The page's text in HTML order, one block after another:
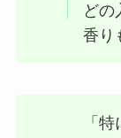
どの
香り
「